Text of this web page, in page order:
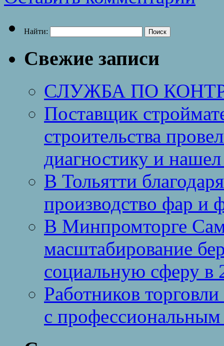
Найти:
Свежие записи
СЛУЖБА ПО
Поставщик
строительства
диагностику и
В Тольятти
производство фар и
В Минпромторге
масштабирование
социальную сферу в
Работников
с